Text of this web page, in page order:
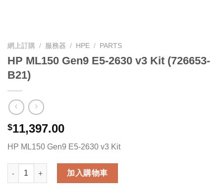
網上訂購 / 服務器 / HPE / PARTS
HP ML150 Gen9 E5-2630 v3 Kit (726653-
B21)
$11,397.00
HP ML150 Gen9 E5-2630 v3 Kit
HP ML150 Gen9 E5-2630 v3 Kit (726653-B21) 數量
加入購物車